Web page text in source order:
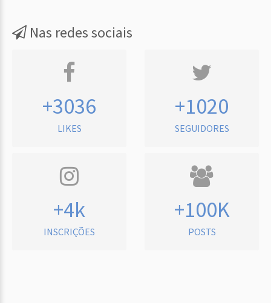
Nas redes sociais
+3036
LIKES
+1020
SEGUIDORES
+4k
INSCRIÇÕES
+100K
POSTS